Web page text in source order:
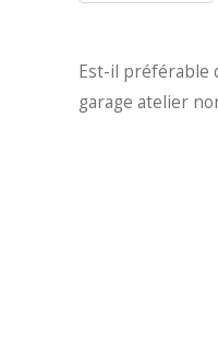
Est-il préférable
garage atelier